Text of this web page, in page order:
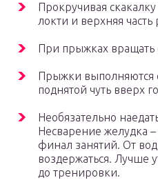
Прокручивая
локти и верхняя
При прыжках вращать
Прыжки выполняются
поднятой чуть вверх
Необязательно
Несварение желудка
финал занятий. От
воздержаться. Лучше
до тренировки.